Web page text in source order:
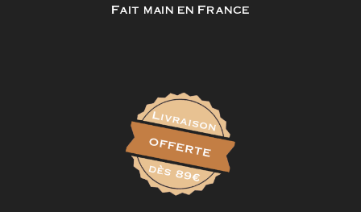
Fait main en France